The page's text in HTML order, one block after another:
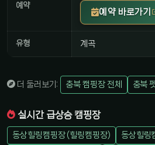
예약
예약 바로가기
유형 계곡
더 둘러보기: 충북 캠핑장 전체 충북
실시간 급상승 캠핑장
동상힐링캠핑장 (힐링캠핑장)
동상힐링